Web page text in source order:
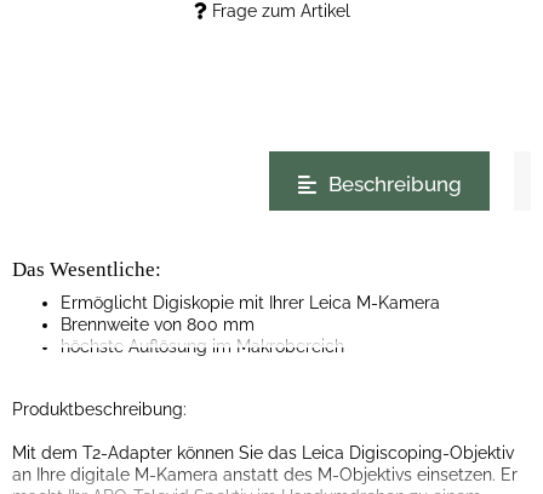
Frage zum Artikel
Beschreibung
Das Wesentliche:
Ermöglicht Digiskopie mit Ihrer Leica M-Kamera
Brennweite von 800 mm
höchste Auflösung im Makrobereich
Produktbeschreibung:
Mit dem T2-Adapter können Sie das Leica Digiscoping-Objektiv
an Ihre digitale M-Kamera anstatt des M-Objektivs einsetzen. Er